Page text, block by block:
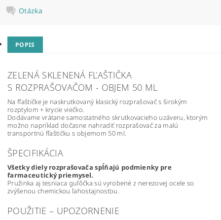
Otázka
POPIS
ZELENÁ SKLENENÁ FĽAŠTIČKA
S ROZPRAŠOVAČOM - OBJEM 50 ML
Na fľaštičke je naskrutkovaný klasický rozprašovač s širokým
rozptylom + krycie viečko.
Dodávame vrátane samostatného skrutkovacieho uzáveru, ktorým
možno napríklad dočasne nahradiť rozprašovač za malú
transportnú fľaštičku s objemom 50 ml.
ŠPECIFIKÁCIA
Všetky diely rozprašovača spĺňajú podmienky pre
farmaceutický priemysel.
Pružinka aj tesniaca guľôčka sú vyrobené z nerezovej ocele so
zvýšenou chemickou ľahostajnosťou.
POUŽITIE – UPOZORNENIE